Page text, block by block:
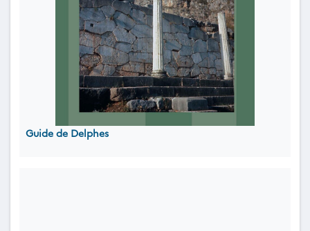
Guide de Delphes